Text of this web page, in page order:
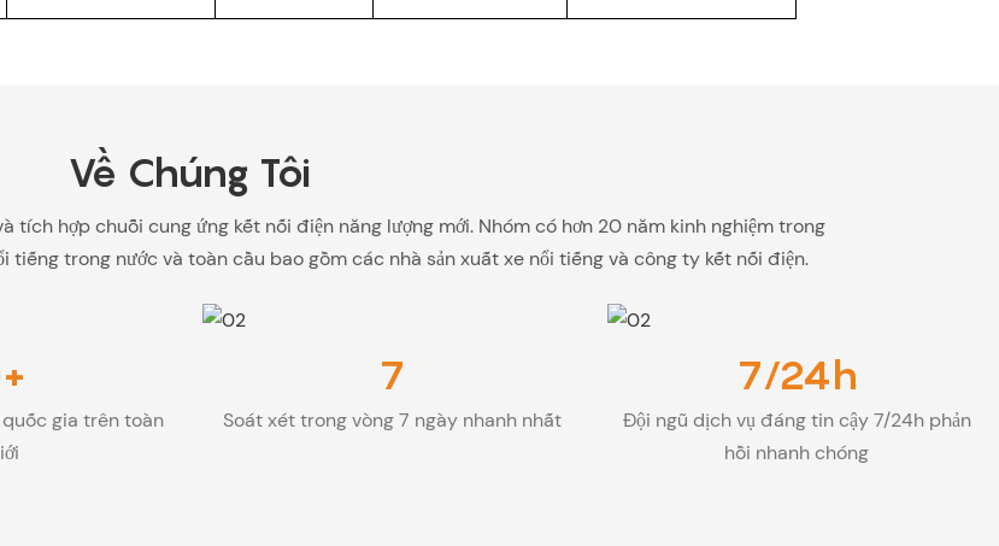
Về Chúng Tôi
tích hợp chuỗi cung ứng kết nối điện năng lượng mới. Nhóm có hơn 20 năm kinh nghiệm trong
tiếng trong nước và toàn cầu bao gồm các nhà sản xuất xe nổi tiếng và công ty kết nối điện.
gia trên toàn
7
Soát xét trong vòng 7 ngày nhanh nhất
7/24h
Đội ngũ dịch vụ đáng tin cậy 7/24h phản
hồi nhanh chóng